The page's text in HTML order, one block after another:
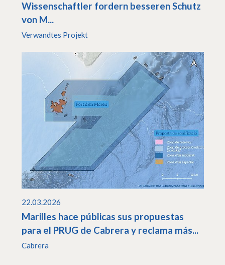
Wissenschaftler fordern besseren Schutz
von M...
Verwandtes Projekt
22.03.2026
Marilles hace públicas sus propuestas
para el PRUG de Cabrera y reclama más...
Cabrera